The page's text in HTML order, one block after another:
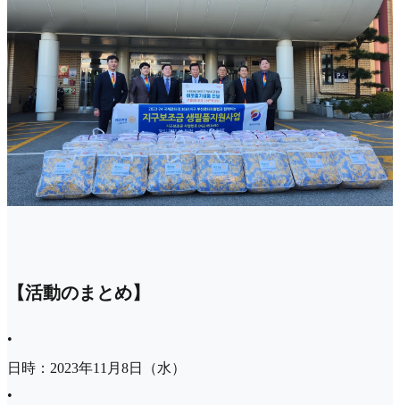
【活動のまとめ】
•
日時：2023年11月8日（水）
•